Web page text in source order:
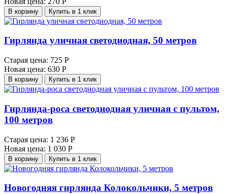
В корзину Купить в 1 клик
Гирлянда уличная светодиодная, 50 метров
Старая цена: 725 Р
Новая цена: 630 Р
В корзину Купить в 1 клик
Гирлянда-роса светодиодная уличная с пультом,
100 метров
Старая цена: 1 236 Р
Новая цена: 1 030 Р
В корзину Купить в 1 клик
Новогодняя гирлянда Колокольчики, 5 метров